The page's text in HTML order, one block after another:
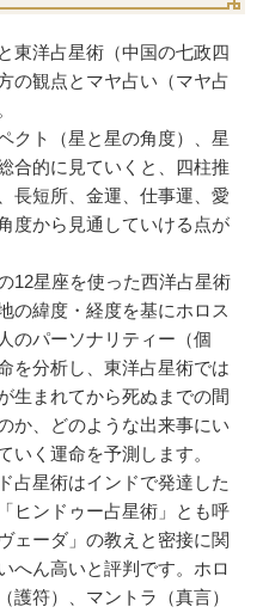
東洋占星術（中国の七政四
の観点とマヤ占い（マヤ占
クト（星と星の角度）、星
合的に見ていくと、四柱推
長短所、金運、仕事運、愛
度から見通していける点が
12星座を使った西洋占星術
の緯度・経度を基にホロス
のパーソナリティー（個
を分析し、東洋占星術では
生まれてから死ぬまでの間
か、どのような出来事にい
いく運命を予測します。
占星術はインドで発達した
ヒンドゥー占星術」とも呼
ェーダ」の教えと密接に関
へん高いと評判です。ホロ
護符）、マントラ（真言）